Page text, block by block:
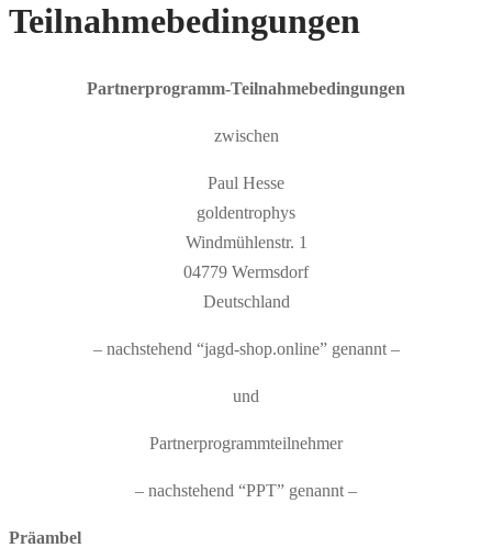
Teilnahmebedingungen
Partnerprogramm-Teilnahmebedingungen
zwischen
Paul Hesse
goldentrophys
Windmühlenstr. 1
04779 Wermsdorf
Deutschland
– nachstehend “jagd-shop.online” genannt –
und
Partnerprogrammteilnehmer
– nachstehend “PPT” genannt –
Präambel